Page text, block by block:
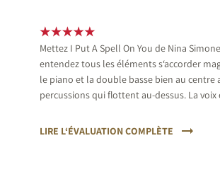
Mettez I Put A Spell On You de Nina
entendez tous les éléments s‘accorder
le piano et la double basse bien au centre
percussions qui flottent au-dessus. La
chaleureusement, puis le saxophone arrive
LIRE L‘ÉVALUATION COMPLÈTE